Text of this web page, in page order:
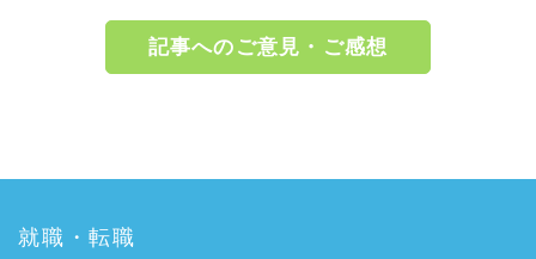
記事へのご意見・ご感想
就職・転職